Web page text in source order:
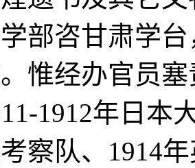
部咨甘肃学
惟经办官员
1912年日本
察队、1914